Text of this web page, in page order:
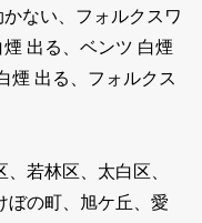
ない、フォルクスワ
出る、ベンツ 白煙
煙 出る、フォルクス
若林区、太白区、
ぼの町、旭ケ丘、愛